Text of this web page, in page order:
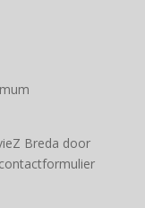
Breda door